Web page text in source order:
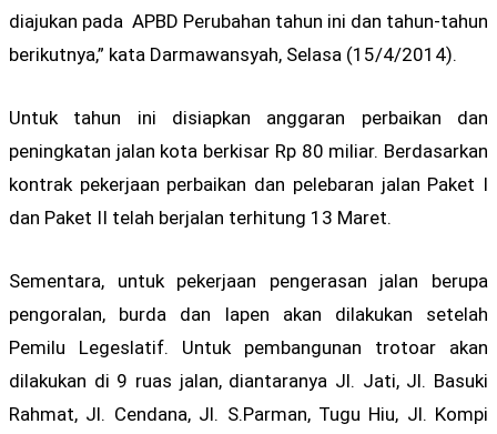
diajukan pada APBD Perubahan tahun ini dan tahun-tahun
berikutnya,” kata Darmawansyah, Selasa (15/4/2014).
Untuk tahun ini disiapkan anggaran perbaikan dan
peningkatan jalan kota berkisar Rp 80 miliar. Berdasarkan
kontrak pekerjaan perbaikan dan pelebaran jalan Paket I
dan Paket II telah berjalan terhitung 13 Maret.
Sementara, untuk pekerjaan pengerasan jalan berupa
pengoralan, burda dan lapen akan dilakukan setelah
Pemilu Legeslatif. Untuk pembangunan trotoar akan
dilakukan di 9 ruas jalan, diantaranya Jl. Jati, Jl. Basuki
Rahmat, Jl. Cendana, Jl. S.Parman, Tugu Hiu, Jl. Kompi